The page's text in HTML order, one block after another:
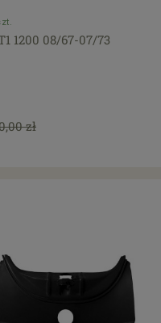
1200 08/67-07/73
zł